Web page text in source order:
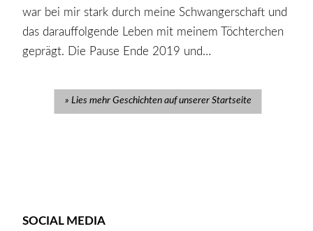
war bei mir stark durch meine Schwangerschaft und
das darauffolgende Leben mit meinem Töchterchen
geprägt. Die Pause Ende 2019 und…
Lies mehr Geschichten auf unserer Startseite
SOCIAL MEDIA